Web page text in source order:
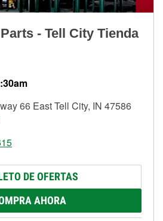
- Tell City Tienda
66 East Tell City, IN 47586
DE OFERTAS
AHORA